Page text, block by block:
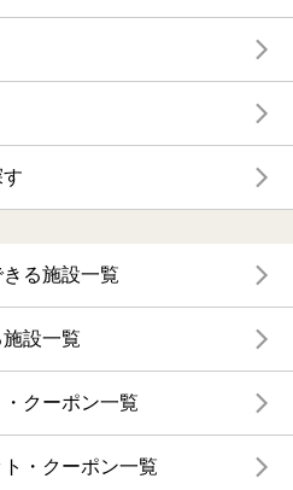
る施設一覧
設一覧
クーポン一覧
・クーポン一覧